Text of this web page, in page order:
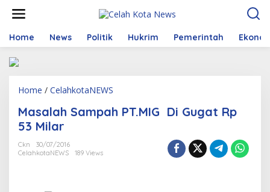
t
Home News Politik Hukrim Pemerintah
Home / CelahkotaNEWS
s
Masalah Sampah PT.MIG Di Gugat Rp
53 Milar
Ckn
30/07/2016
CelahkotaNEWS
189 Views